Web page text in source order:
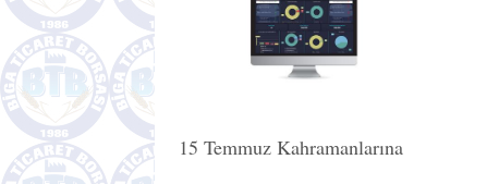
15 Temmuz Kahramanlarına